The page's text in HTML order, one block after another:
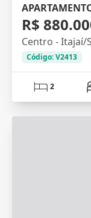
R$
Centro - Itajaí/
Código: V2413
2